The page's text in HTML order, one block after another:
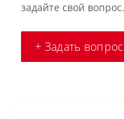
задайте свой вопрос.
+ Задать вопрос